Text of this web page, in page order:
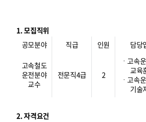
1. 모집직위
공모분야
직급 인원 담당
고속철도
운전분야
교수
전문직4급 2
ㆍ고속
교육
ㆍ고속
기술
2. 자격요건